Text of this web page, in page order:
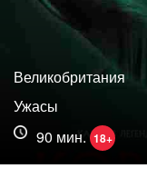
Великобритания
Ужасы
90 мин. 18+